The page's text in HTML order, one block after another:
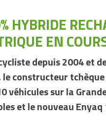
HYBRIDE
EN
depuis 2004 et
le constructeur
véhicules sur la
et le nouveau